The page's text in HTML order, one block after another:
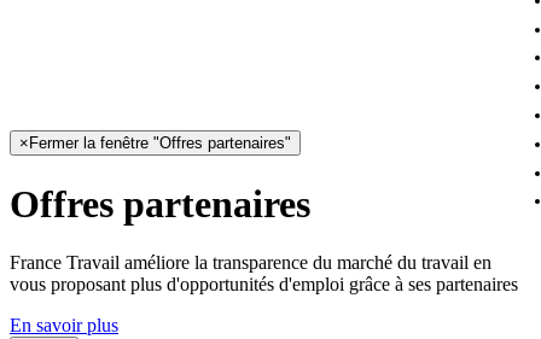
× Fermer la fenêtre "Offres partenaires"
Offres partenaires
France Travail améliore la transparence du marché du travail en
vous proposant plus d'opportunités d'emploi grâce à ses partenaires
En savoir plus